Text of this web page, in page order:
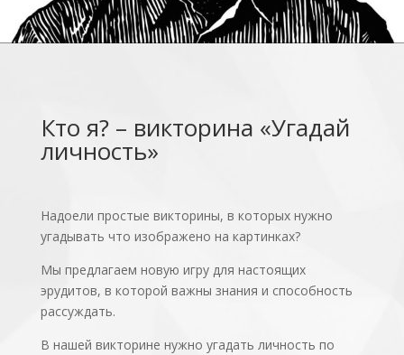
Кто я? – викторина «Угадай
личность»
Надоели простые викторины, в которых нужно
угадывать что изображено на картинках?
Мы предлагаем новую игру для настоящих
эрудитов, в которой важны знания и способность
рассуждать.
В нашей викторине нужно угадать личность по